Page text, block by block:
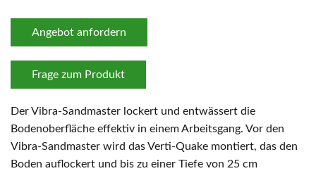
Angebot anfordern
Frage zum Produkt
Der Vibra-Sandmaster lockert und entwässert die
Bodenoberfläche effektiv in einem Arbeitsgang. Vor den
Vibra-Sandmaster wird das Verti-Quake montiert, das den
Boden auflockert und bis zu einer Tiefe von 25 cm